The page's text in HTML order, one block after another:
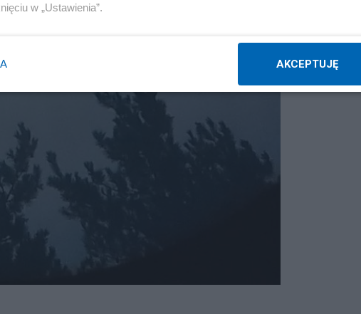
w „Ustawienia”.
AKCEPTUJĘ